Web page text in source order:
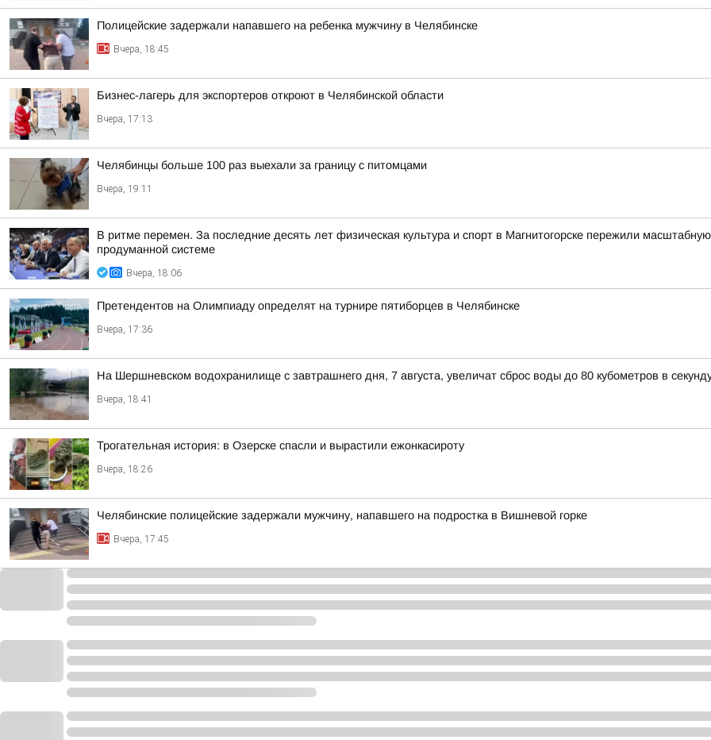
Полицейские задержали напавшего на ребенка мужчину в Челябинске
Вчера, 18:45
Бизнес-лагерь для экспортеров откроют в Челябинской области
Вчера, 17:13
Челябинцы больше 100 раз выехали за границу с питомцами
Вчера, 19:11
В ритме перемен. За последние десять лет физическая культура и спорт в Магнитогорске пережили
продуманной системе
Вчера, 18:06
Претендентов на Олимпиаду определят на турнире пятиборцев в Челябинске
Вчера, 17:36
На Шершневском водохранилище с завтрашнего дня, 7 августа, увеличат сброс воды до 80 кубометров в
Вчера, 18:41
Трогательная история: в Озерске спасли и вырастили ежонкасироту
Вчера, 18:26
Челябинские полицейские задержали мужчину, напавшего на подростка в Вишневой горке
Вчера, 17:45